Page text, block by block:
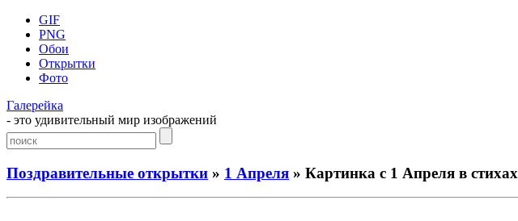
GIF
PNG
Обои
Открытки
Фото
Галерейка
- это удивительный мир изображений
Поздравительные открытки » 1 Апреля » Картинка с 1 Апреля в стихах